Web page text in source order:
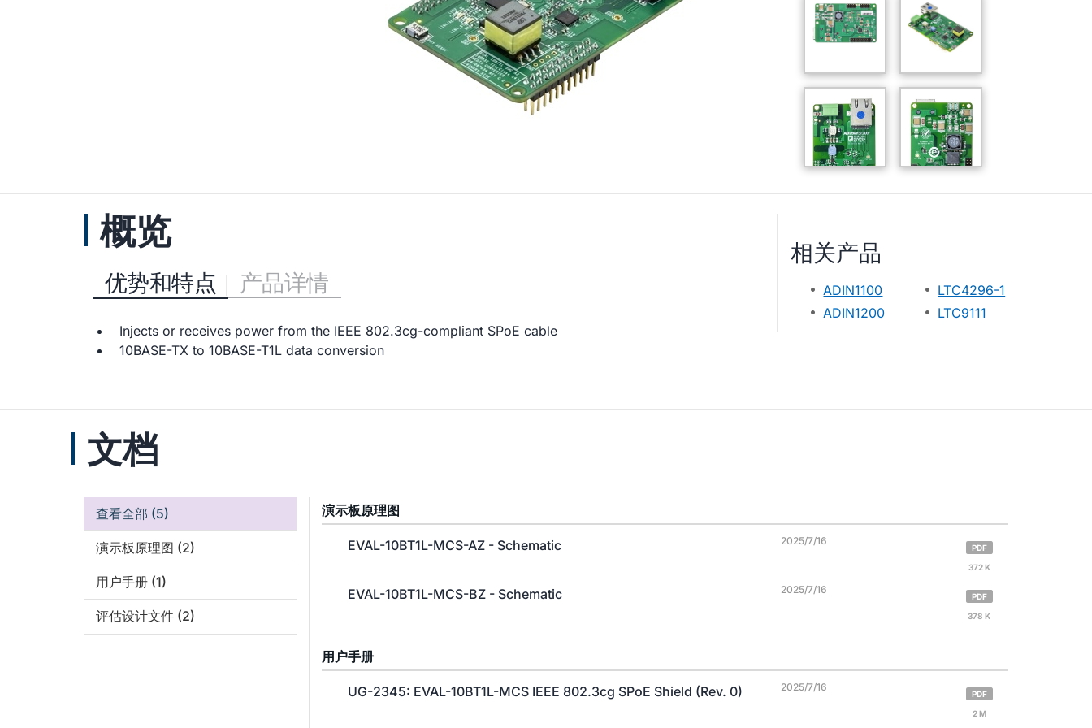
概览
优势和特点 产品详情
Injects or receives power from the IEEE 802.3cg-compliant SPoE cable
10BASE-TX to 10BASE-T1L data conversion
相关产品
ADIN1100
ADIN1200
LTC4296-1
LTC9111
文档
查看全部 (5)
演示板原理图 (2)
用户手册 (1)
评估设计文件 (2)
演示板原理图
EVAL-10BT1L-MCS-AZ - Schematic 2025/7/16
PDF
372 K
EVAL-10BT1L-MCS-BZ - Schematic 2025/7/16
PDF
378 K
用户手册
UG-2345: EVAL-10BT1L-MCS IEEE 802.3cg SPoE Shield (Rev. 0) 2025/7/16
PDF
2 M